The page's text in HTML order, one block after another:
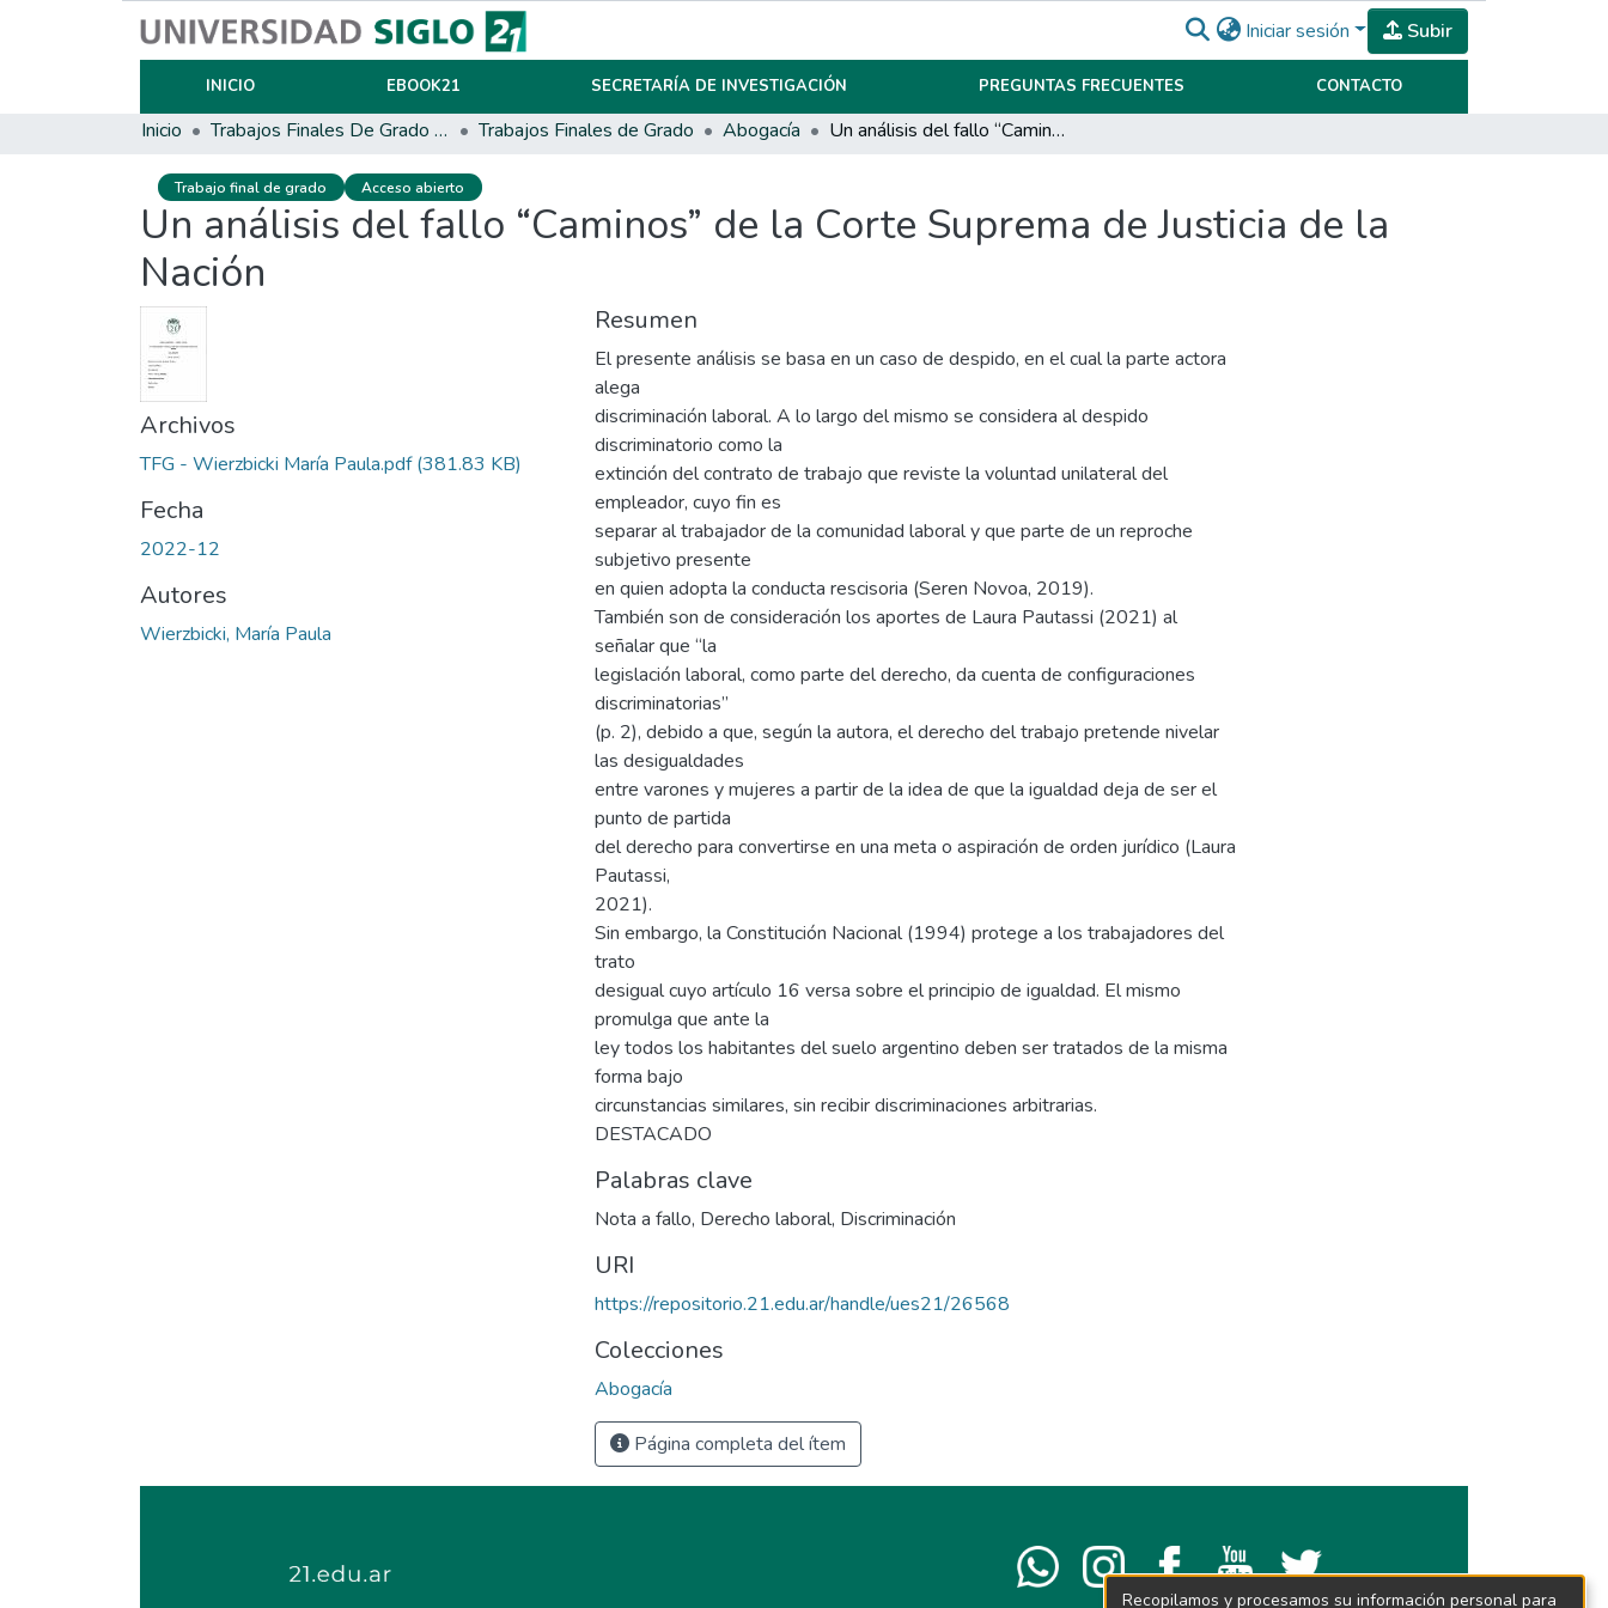
Iniciar sesión Subir
INICIO EBOOK21 SECRETARÍA DE INVESTIGACIÓN PREGUNTAS FRECUENTES CONTACTO
Inicio Trabajos Finales De Grado Y Posgrado Trabajos Finales de Grado Abogacía Un análisis del fallo “Caminos” de la Corte Suprema de Justicia de la Nación
Trabajo final de grado Acceso abierto
Un análisis del fallo “Caminos” de la Corte Suprema de Justicia de la
Nación
Archivos
TFG - Wierzbicki María Paula.pdf(381.83 KB)
Fecha
2022-12
Autores
Wierzbicki, María Paula
Resumen
El presente análisis se basa en un caso de despido, en el cual la parte actora
alega
discriminación laboral. A lo largo del mismo se considera al despido
discriminatorio como la
extinción del contrato de trabajo que reviste la voluntad unilateral del
empleador, cuyo fin es
separar al trabajador de la comunidad laboral y que parte de un reproche
subjetivo presente
en quien adopta la conducta rescisoria (Seren Novoa, 2019).
También son de consideración los aportes de Laura Pautassi (2021) al
señalar que “la
legislación laboral, como parte del derecho, da cuenta de configuraciones
discriminatorias”
(p. 2), debido a que, según la autora, el derecho del trabajo pretende nivelar
las desigualdades
entre varones y mujeres a partir de la idea de que la igualdad deja de ser el
punto de partida
del derecho para convertirse en una meta o aspiración de orden jurídico (Laura
Pautassi,
2021).
Sin embargo, la Constitución Nacional (1994) protege a los trabajadores del
trato
desigual cuyo artículo 16 versa sobre el principio de igualdad. El mismo
promulga que ante la
ley todos los habitantes del suelo argentino deben ser tratados de la misma
forma bajo
circunstancias similares, sin recibir discriminaciones arbitrarias.
DESTACADO
Palabras clave
Nota a fallo, Derecho laboral, Discriminación
URI
https://repositorio.21.edu.ar/handle/ues21/26568
Colecciones
Abogacía
Página completa del ítem
Recopilamos y procesamos su información personal para